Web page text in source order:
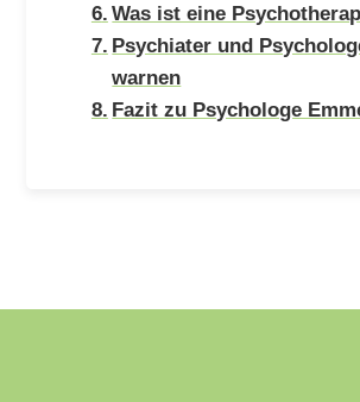
Was ist eine
Psychiater und
warnen
Fazit zu Psychologe